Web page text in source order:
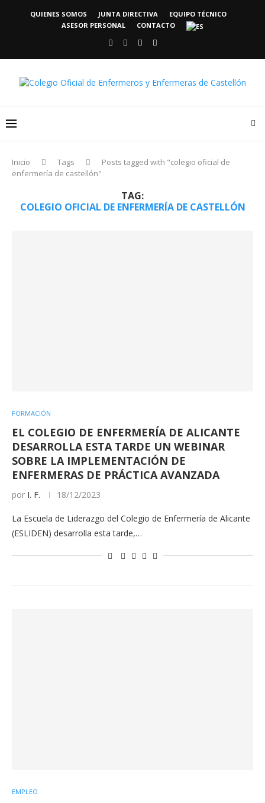
QUIENES SOMOS JUNTA DIRECTIVA
EQUIPO TÉCNICO
ASESOR PERSONAL
CONTACTO
Inicio Tags
Posts tagged with "colegio oficial de
enfermería de castellón"
TAG:
COLEGIO OFICIAL DE ENFERMERÍA DE CASTELLÓN
FORMACIÓN
EL COLEGIO DE ENFERMERÍA DE ALICANTE
DESARROLLA ESTA TARDE UN WEBINAR
SOBRE LA IMPLEMENTACIÓN DE
ENFERMERAS DE PRÁCTICA AVANZADA
por I. F. 18/12/2023
La Escuela de Liderazgo del Colegio de Enfermería de Alicante
(ESLIDEN) desarrolla esta tarde,…
EMPLEO